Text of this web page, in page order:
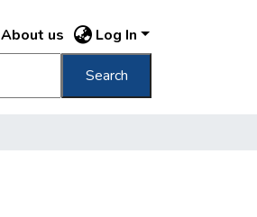
About us Log In
Search